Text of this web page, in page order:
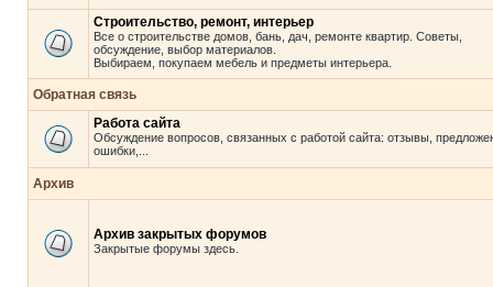
Строительство, ремонт, интерьер
Все о строительстве домов, бань, дач, ремонте квартир. Советы,
обсуждение, выбор материалов.
Выбираем, покупаем мебель и предметы интерьера.
Обратная связь
Работа сайта
Обсуждение вопросов, связанных с работой сайта: отзывы,
ошибки,...
Архив
Архив закрытых форумов
Закрытые форумы здесь.